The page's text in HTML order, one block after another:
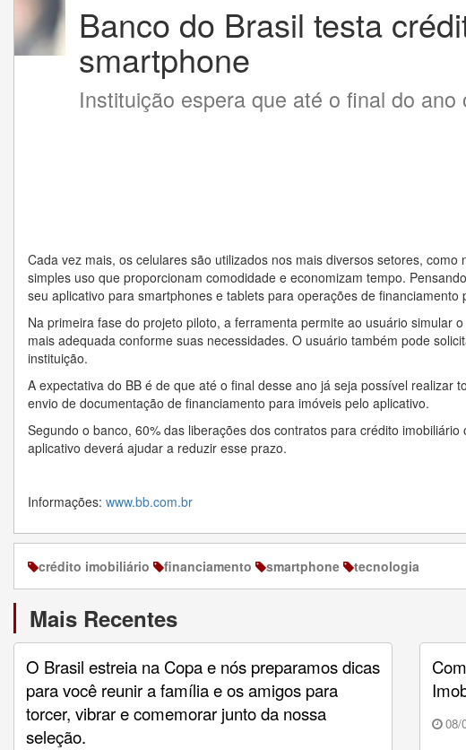
Banco do Brasil testa
smartphone
Instituição espera que até o final do
Cada vez mais, os celulares são utilizados nos mais diversos setores,
simples uso que proporcionam comodidade e economizam tempo.
seu aplicativo para smartphones e tablets para operações de financiamento
Na primeira fase do projeto piloto, a ferramenta permite ao usuário simular
mais adequada conforme suas necessidades. O usuário também pode
instituição.
A expectativa do BB é de que até o final desse ano já seja possível realizar
envio de documentação de financiamento para imóveis pelo aplicativo.
Segundo o banco, 60% das liberações dos contratos para crédito
aplicativo deverá ajudar a reduzir esse prazo.
Informações: www.bb.com.br
crédito imobiliário financiamento smartphone tecnologia
Mais Recentes
O Brasil estreia na Copa e nós preparamos dicas
para você reunir a família e os amigos para
torcer, vibrar e comemorar junto da nossa
seleção.
08/